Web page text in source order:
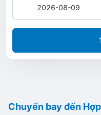
Chuyến bay đến